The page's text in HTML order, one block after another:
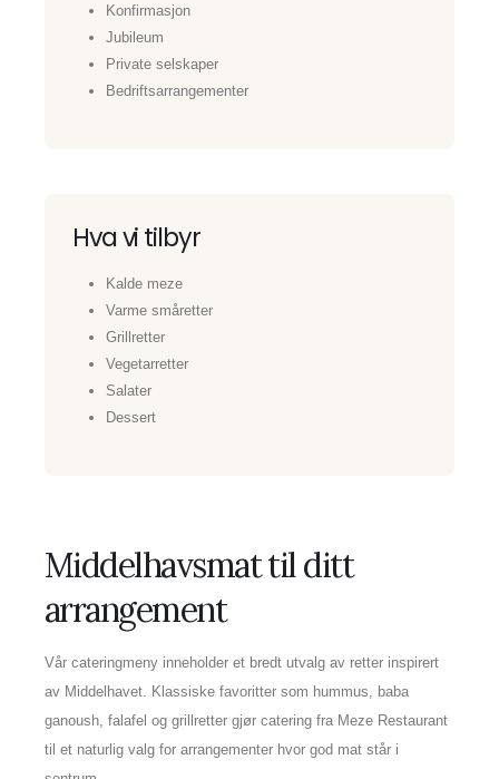
Konfirmasjon
Jubileum
Private selskaper
Bedriftsarrangementer
Hva vi tilbyr
Kalde meze
Varme småretter
Grillretter
Vegetarretter
Salater
Dessert
Middelhavsmat til ditt
arrangement
Vår cateringmeny inneholder et bredt utvalg av retter inspirert
av Middelhavet. Klassiske favoritter som hummus, baba
ganoush, falafel og grillretter gjør catering fra Meze Restaurant
til et naturlig valg for arrangementer hvor god mat står i